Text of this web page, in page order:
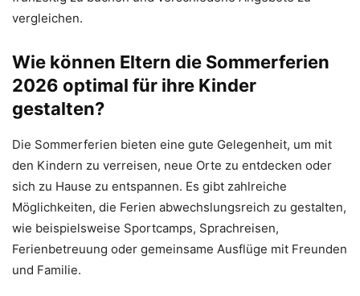
vergleichen.
Wie können Eltern die Sommerferien
2026 optimal für ihre Kinder
gestalten?
Die Sommerferien bieten eine gute Gelegenheit, um mit
den Kindern zu verreisen, neue Orte zu entdecken oder
sich zu Hause zu entspannen. Es gibt zahlreiche
Möglichkeiten, die Ferien abwechslungsreich zu gestalten,
wie beispielsweise Sportcamps, Sprachreisen,
Ferienbetreuung oder gemeinsame Ausflüge mit Freunden
und Familie.